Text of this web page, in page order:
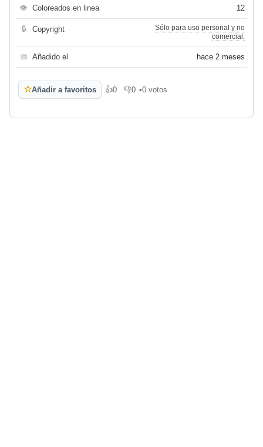
👁 Coloreados en linea 12
🔒 Copyright
Sólo para uso personal y no
comercial.
📅 Añadido el hace 2 meses
☆Añadir a favoritos 👍0
Me gusta
👎0
No me gusta
•0 votos